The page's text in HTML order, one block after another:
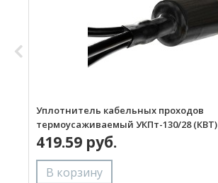
Уплотнитель кабельных проходов
термоусаживаемый УКПт-130/28 (КВТ)
419.59 руб.